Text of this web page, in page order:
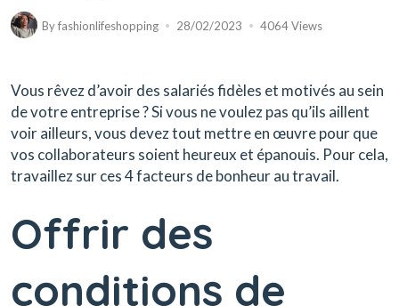
Byfashionlifeshopping 28/02/2023 4064 Views
Vous rêvez d’avoir des salariés fidèles et motivés au sein
de votre entreprise ? Si vous ne voulez pas qu’ils aillent
voir ailleurs, vous devez tout mettre en œuvre pour que
vos collaborateurs soient heureux et épanouis. Pour cela,
travaillez sur ces 4 facteurs de bonheur au travail.
Offrir des
conditions de